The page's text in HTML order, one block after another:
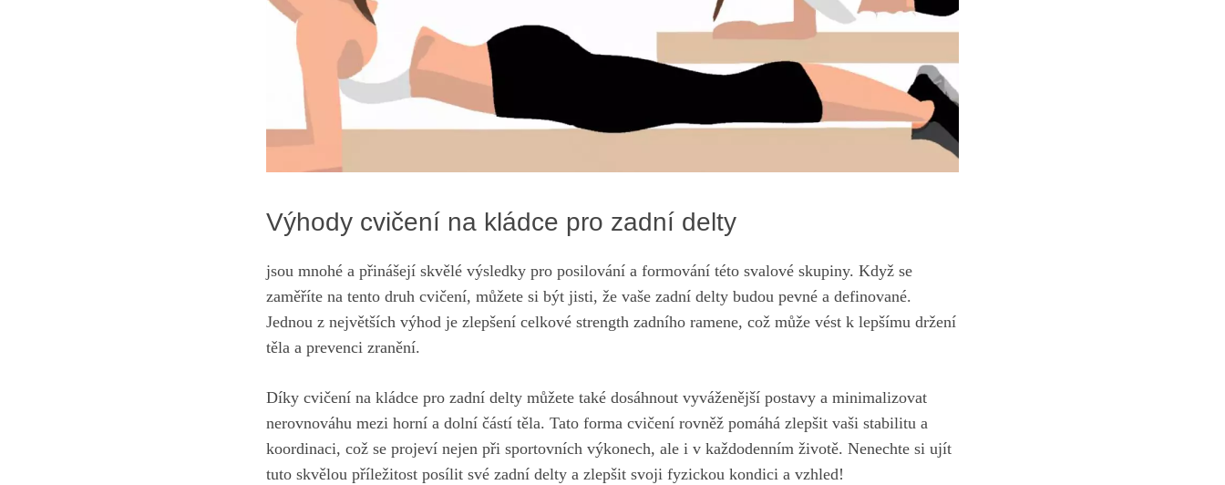
Výhody cvičení na kládce pro zadní delty
jsou mnohé a přinášejí skvělé výsledky pro posilování a formování této svalové skupiny. Když se
zaměříte na tento druh cvičení, můžete si být jisti, že vaše zadní delty budou pevné a definované.
Jednou z největších výhod je zlepšení celkové strength zadního ramene, což může vést k lepšímu držení
těla a prevenci zranění.
Díky cvičení na kládce pro zadní delty můžete také dosáhnout vyváženější postavy a minimalizovat
nerovnováhu mezi horní a dolní částí těla. Tato forma cvičení rovněž pomáhá zlepšit vaši stabilitu a
koordinaci, což se projeví nejen při sportovních výkonech, ale i v každodenním životě. Nenechte si ujít
tuto skvělou příležitost posílit své zadní delty a zlepšit svoji fyzickou kondici a vzhled!